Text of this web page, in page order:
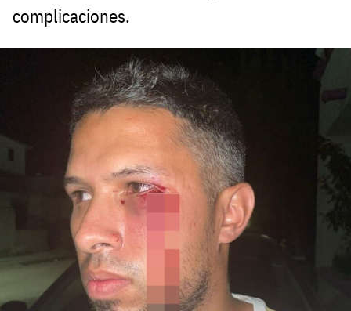
complicaciones.